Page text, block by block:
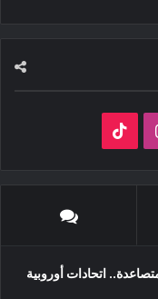
انستقرام
اتحادات أوروبية